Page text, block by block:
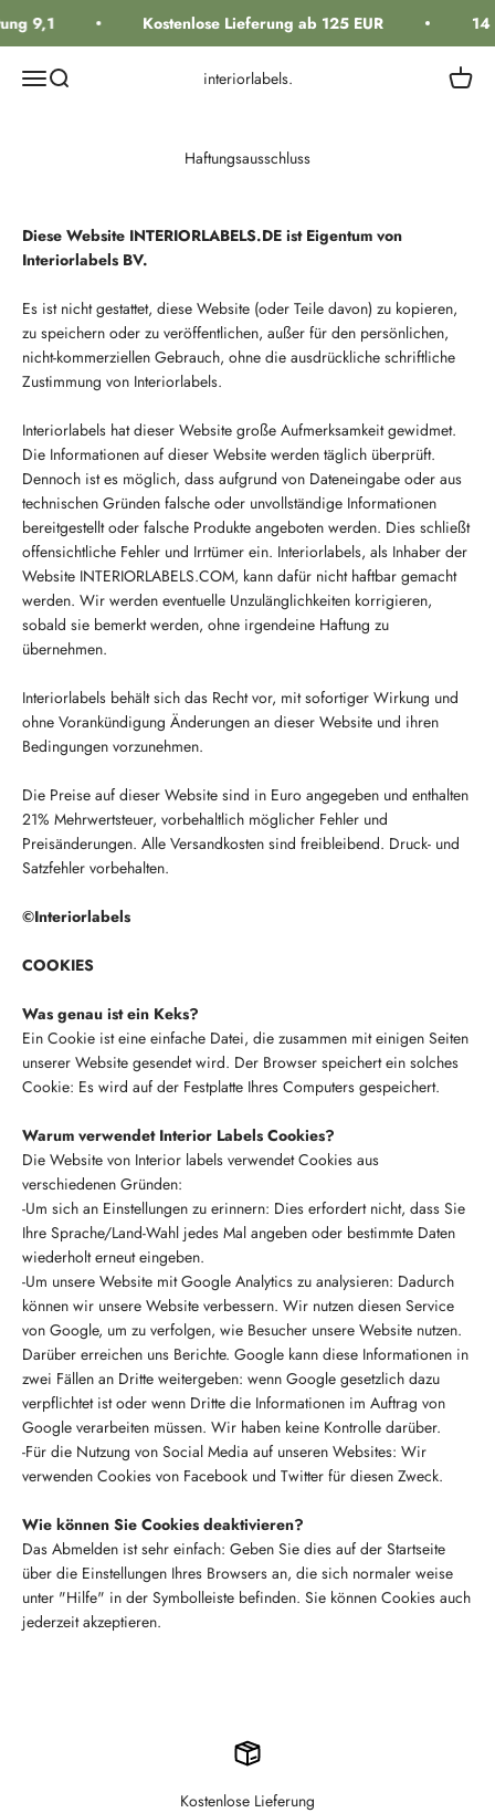
9,1 Kostenlose Lieferung ab 125 EUR 14
Navigationsmenü öffnen
Suche öffnen interiorlabels.
Haftungsausschluss
Diese Website INTERIORLABELS.DE ist Eigentum von
Interiorlabels BV.
Es ist nicht gestattet, diese Website (oder Teile davon) zu kopieren,
zu speichern oder zu veröffentlichen, außer für den persönlichen,
nicht-kommerziellen Gebrauch, ohne die ausdrückliche schriftliche
Zustimmung von Interiorlabels.
Interiorlabels hat dieser Website große Aufmerksamkeit gewidmet.
Die Informationen auf dieser Website werden täglich überprüft.
Dennoch ist es möglich, dass aufgrund von Dateneingabe oder aus
technischen Gründen falsche oder unvollständige Informationen
bereitgestellt oder falsche Produkte angeboten werden. Dies schließt
offensichtliche Fehler und Irrtümer ein. Interiorlabels, als Inhaber der
Website INTERIORLABELS.COM, kann dafür nicht haftbar gemacht
werden. Wir werden eventuelle Unzulänglichkeiten korrigieren,
sobald sie bemerkt werden, ohne irgendeine Haftung zu
übernehmen.
Interiorlabels behält sich das Recht vor, mit sofortiger Wirkung und
ohne Vorankündigung Änderungen an dieser Website und ihren
Bedingungen vorzunehmen.
Die Preise auf dieser Website sind in Euro angegeben und enthalten
21% Mehrwertsteuer, vorbehaltlich möglicher Fehler und
Preisänderungen. Alle Versandkosten sind freibleibend. Druck- und
Satzfehler vorbehalten.
©Interiorlabels
COOKIES
Was genau ist ein Keks?
Ein Cookie ist eine einfache Datei, die zusammen mit einigen Seiten
unserer Website gesendet wird. Der Browser speichert ein solches
Cookie: Es wird auf der Festplatte Ihres Computers gespeichert.
Warum verwendet Interior Labels Cookies?
Die Website von Interior labels verwendet Cookies aus
verschiedenen Gründen:
-Um sich an Einstellungen zu erinnern: Dies erfordert nicht, dass Sie
Ihre Sprache/Land-Wahl jedes Mal angeben oder bestimmte Daten
wiederholt erneut eingeben.
-Um unsere Website mit Google Analytics zu analysieren: Dadurch
können wir unsere Website verbessern. Wir nutzen diesen Service
von Google, um zu verfolgen, wie Besucher unsere Website nutzen.
Darüber erreichen uns Berichte. Google kann diese Informationen in
zwei Fällen an Dritte weitergeben: wenn Google gesetzlich dazu
verpflichtet ist oder wenn Dritte die Informationen im Auftrag von
Google verarbeiten müssen. Wir haben keine Kontrolle darüber.
-Für die Nutzung von Social Media auf unseren Websites: Wir
verwenden Cookies von Facebook und Twitter für diesen Zweck.
Wie können Sie Cookies deaktivieren?
Das Abmelden ist sehr einfach: Geben Sie dies auf der Startseite
über die Einstellungen Ihres Browsers an, die sich normaler weise
unter "Hilfe" in der Symbolleiste befinden. Sie können Cookies auch
jederzeit akzeptieren.
Kostenlose Lieferung